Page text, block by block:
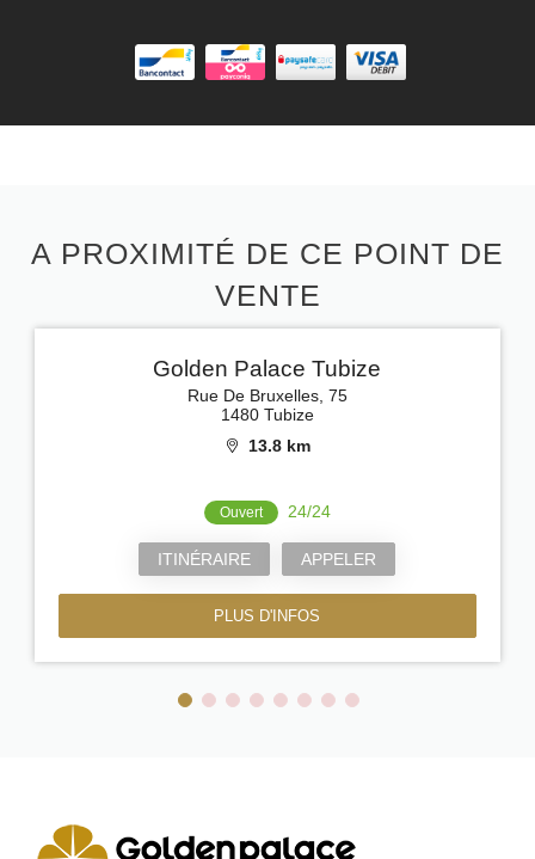
A PROXIMITÉ DE CE POINT DE
VENTE
Golden Palace Tubize
Rue De Bruxelles, 75
1480 Tubize
13.8 km
Ouvert 24/24
ITINÉRAIRE APPELER
PLUS D'INFOS